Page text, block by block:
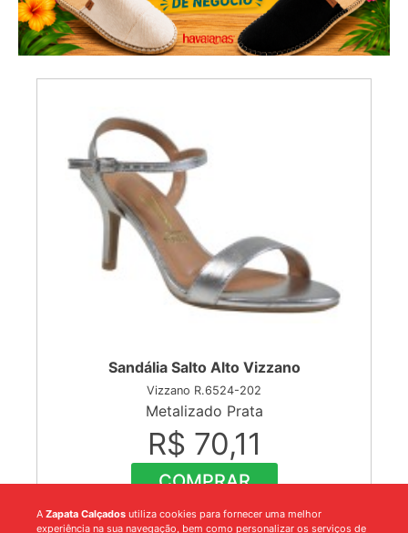
Sandália Salto Alto Vizzano
Vizzano R.6524-202
Metalizado Prata
R$ 70,11
COMPRAR
12Pares : R$841,32
A Zapata Calçados utiliza cookies para fornecer uma melhor
experiência na sua navegação, bem como personalizar os serviços de